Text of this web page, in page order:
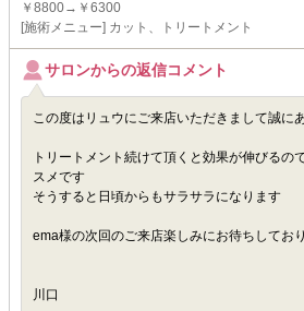
￥8800→￥6300
[施術メニュー] カット、トリートメント
サロンからの返信コメント
この度はリュウにご来店いただきまして誠に
トリートメント続けて頂くと効果が伸びるの
スメです
そうすると日頃からもサラサラになります
ema様の次回のご来店楽しみにお待ちしてお
川口